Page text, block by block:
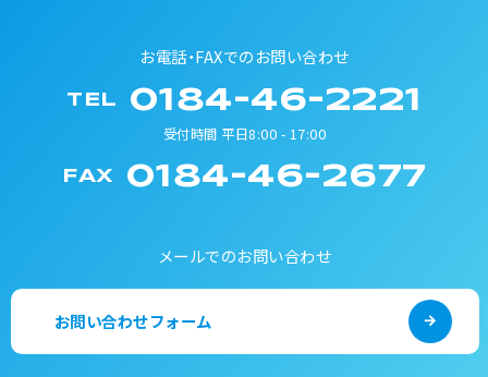
お電話・FAXでのお問い合わせ
TEL 0184-46-2221
受付時間 平日8:00 - 17:00
FAX 0184-46-2677
メールでのお問い合わせ
お問い合わせフォーム